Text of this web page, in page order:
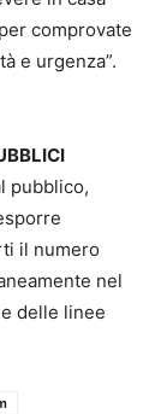
comprovate
e urgenza”.
pubblico,
il numero
nel
delle linee